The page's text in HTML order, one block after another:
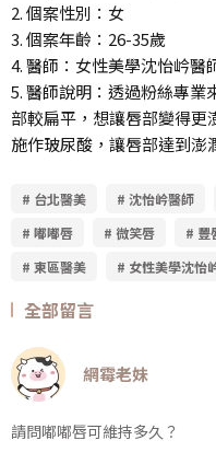
2. 個案性別：女
3. 個案年齡：26-35歲
4. 醫師：女性美學沈怡岒醫
5. 醫師說明：透過粉絲專
部較扁平，想讓唇部變得更
施作玻尿酸，讓唇部達到澎
# 台北醫美 # 沈怡岒醫師
# 嘟嘟唇
# 微笑唇 # 豐
# 東區醫美
# 女性美學沈怡
全部留言
網霉老妹
請問嘟嘟唇可維持多久？